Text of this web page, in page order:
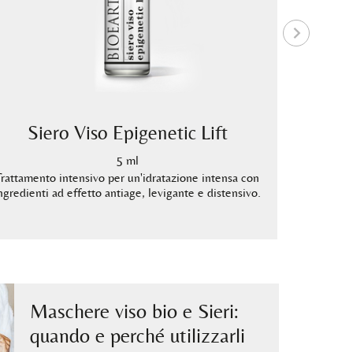
Siero Viso Epigenetic Lift
5 ml
intensivo per un'idratazione intensa con
ad effetto antiage, levigante e distensivo.
Maschere viso bio e Sieri:
quando e perché utilizzarli